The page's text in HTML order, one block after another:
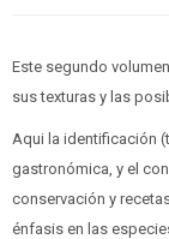
Este segundo
sus texturas y las
Aqui la identificación (
gastronómica, y el
conservación y
énfasis en las